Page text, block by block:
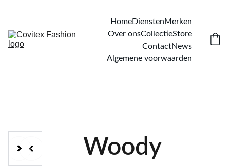
HomeDienstenMerken
Over onsCollectieStore
ContactNews
Algemene voorwaarden
Woody